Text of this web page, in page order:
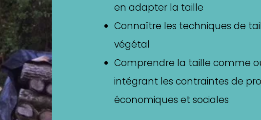
en adapter la taille
Connaître les techniques de
végétal
Comprendre la taille comme
intégrant les contraintes de
économiques et sociales